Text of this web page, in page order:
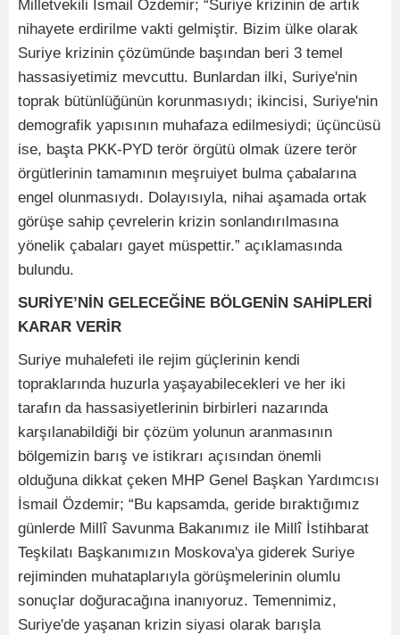
Milletvekili İsmail Özdemir; “Suriye krizinin de artık
nihayete erdirilme vakti gelmiştir. Bizim ülke olarak
Suriye krizinin çözümünde başından beri 3 temel
hassasiyetimiz mevcuttu. Bunlardan ilki, Suriye'nin
toprak bütünlüğünün korunmasıydı; ikincisi, Suriye'nin
demografik yapısının muhafaza edilmesiydi; üçüncüsü
ise, başta PKK-PYD terör örgütü olmak üzere terör
örgütlerinin tamamının meşruiyet bulma çabalarına
engel olunmasıydı. Dolayısıyla, nihai aşamada ortak
görüşe sahip çevrelerin krizin sonlandırılmasına
yönelik çabaları gayet müspettir.” açıklamasında
bulundu.
SURİYE’NİN GELECEĞİNE BÖLGENİN SAHİPLERİ
KARAR VERİR
Suriye muhalefeti ile rejim güçlerinin kendi
topraklarında huzurla yaşayabilecekleri ve her iki
tarafın da hassasiyetlerinin birbirleri nazarında
karşılanabildiği bir çözüm yolunun aranmasının
bölgemizin barış ve istikrarı açısından önemli
olduğuna dikkat çeken MHP Genel Başkan Yardımcısı
İsmail Özdemir; “Bu kapsamda, geride bıraktığımız
günlerde Millî Savunma Bakanımız ile Millî İstihbarat
Teşkilatı Başkanımızın Moskova'ya giderek Suriye
rejiminden muhataplarıyla görüşmelerinin olumlu
sonuçlar doğuracağına inanıyoruz. Temennimiz,
Suriye'de yaşanan krizin siyasi olarak barışla